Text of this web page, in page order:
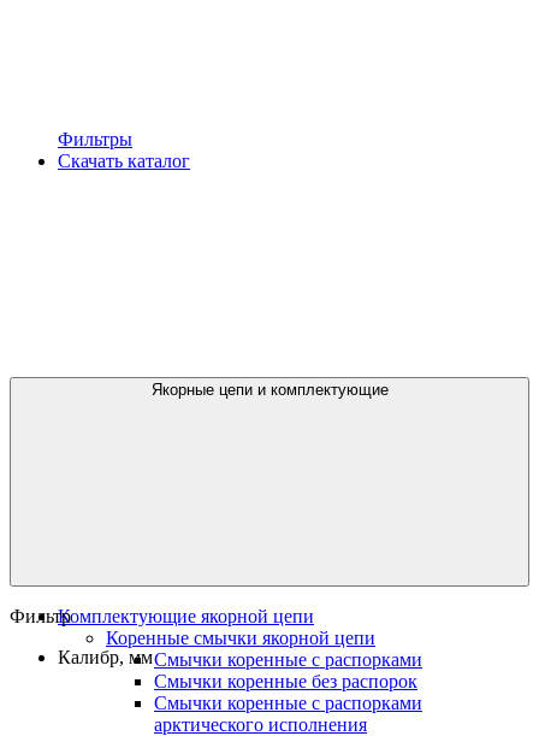
Фильтры
Скачать каталог
Якорные цепи и комплектующие
Комплектующие якорной цепи
Коренные смычки якорной цепи
Смычки коренные с распорками
Смычки коренные без распорок
Смычки коренные с распорками
арктического исполнения
Фильтр
Калибр, мм